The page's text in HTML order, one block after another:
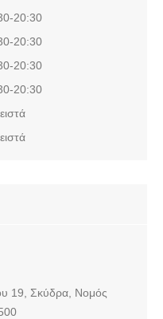
20:30
20:30
20:30
20:30
19, Σκύδρα, Νομός